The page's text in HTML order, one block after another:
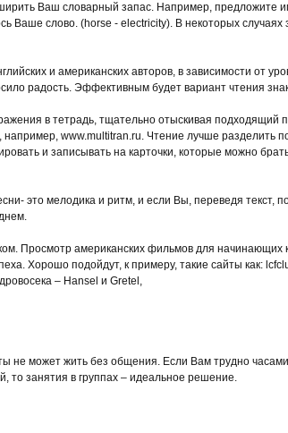
Ваш словарный запас. Например, предложите
Ваше слово. (horse - electricity). В некоторых
и американских авторов, в зависимости от
радость. Эффективным будет вариант чтения
в тетрадь, тщательно отыскивая подходящий
www.multitran.ru. Чтение лучше разделить
и записывать на карточки, которые можно
это мелодика и ритм, и если Вы, переведя текст,
Просмотр американских фильмов для начинающих
Хорошо подойдут, к примеру, такие сайты как:
– Hansel и Gretel,
не может жить без общения. Если Вам трудно часами
то занятия в группах – идеальное решение.